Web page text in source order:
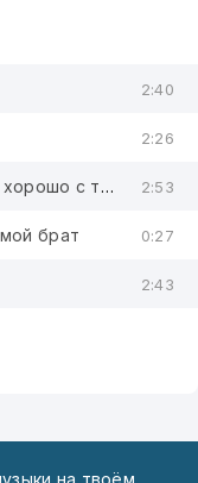
2:40
2:26
с тобой 2:53
брат 0:27
2:43